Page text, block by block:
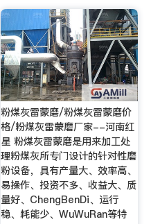
粉煤灰雷蒙磨/粉煤灰雷蒙磨价
格/粉煤灰雷蒙磨厂家--河南红
星 粉煤灰雷蒙磨是用来加工处
理粉煤灰所专门设计的针对性磨
粉设备，具有产量大、效率高、
易操作、投资不多、收益大、质
量好、ChengBenDi、运行
稳、耗能少、WuWuRan等特